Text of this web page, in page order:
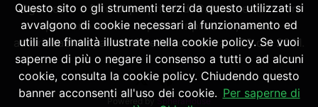
Ogni testo e foto di proprietà di Calcioline.com non
possono essere copiati o riprodotti, senza
autorizzazione, ai sensi della normativa n.29 del 2001.
Powered by SpheraHouse
Questo sito o gli strumenti terzi da questo utilizzati si
avvalgono di cookie necessari al funzionamento ed
utili alle finalità illustrate nella cookie policy. Se vuoi
saperne di più o negare il consenso a tutti o ad alcuni
cookie, consulta la cookie policy. Chiudendo questo
banner acconsenti all'uso dei cookie. Per saperne di